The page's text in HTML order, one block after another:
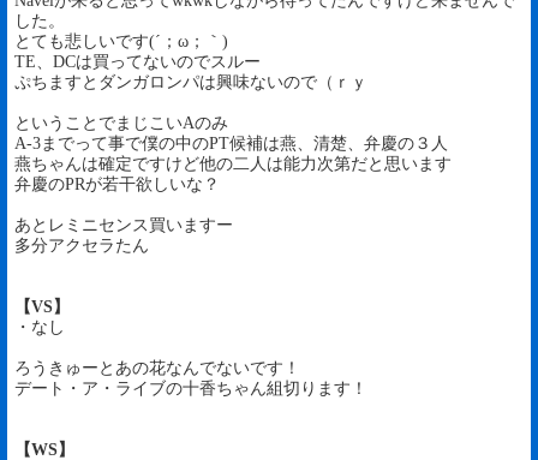
した。
とても悲しいです(´；ω；｀)
TE、DCは買ってないのでスルー
ぷちますとダンガロンパは興味ないので（ｒｙ
ということでまじこいAのみ
A-3までって事で僕の中のPT候補は燕、清楚、弁慶の３人
燕ちゃんは確定ですけど他の二人は能力次第だと思います
弁慶のPRが若干欲しいな？
あとレミニセンス買いますー
多分アクセラたん
【VS】
・なし
ろうきゅーとあの花なんでないです！
デート・ア・ライブの十香ちゃん組切ります！
【WS】